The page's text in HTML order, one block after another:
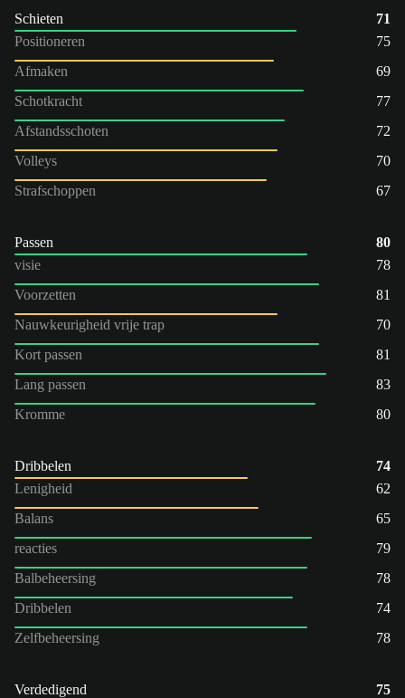
Schieten
71
Positioneren
75
Afmaken
69
Schotkracht
77
Afstandsschoten
72
Volleys
70
Strafschoppen
67
Passen
80
visie
78
Voorzetten
81
Nauwkeurigheid vrije trap
70
Kort passen
81
Lang passen
83
Kromme
80
Dribbelen
74
Lenigheid
62
Balans
65
reacties
79
Balbeheersing
78
Dribbelen
74
Zelfbeheersing
78
Verdedigend
75